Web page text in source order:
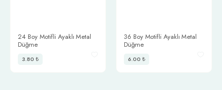
24 Boy Motifli Ayaklı Metal
Düğme
3.80 ₺
36 Boy Motifli Ayaklı Metal
Düğme
6.00 ₺